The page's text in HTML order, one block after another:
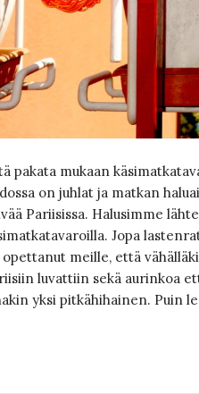
pakata mukaan
on juhlat ja matkan
Pariisissa. Halusimme
Jopa
opettanut meille, että
luvattiin sekä aurinkoa
yksi pitkähihainen. Puin